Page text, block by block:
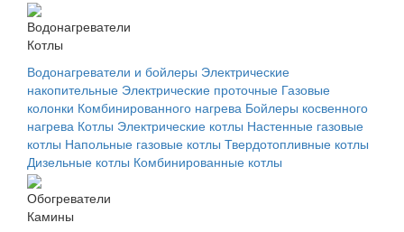
Водонагреватели
Котлы
Водонагреватели и бойлеры Электрические
накопительные Электрические проточные Газовые
колонки Комбинированного нагрева Бойлеры косвенного
нагрева Котлы Электрические котлы Настенные газовые
котлы Напольные газовые котлы Твердотопливные котлы
Дизельные котлы Комбинированные котлы
Обогреватели
Камины